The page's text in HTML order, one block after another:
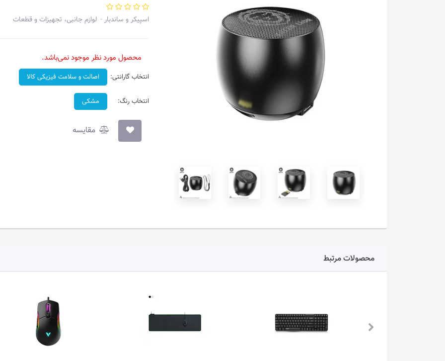
اسپیکر و ساندبار لوازم جانبی، تجهیزات و قطعات
محصول مورد نظر موجود نمی‌باشد.
انتخاب گارانتی: اصالت و سلامت فیزیکی کالا
انتخاب رنگ: مشکی
مقایسه
محصولات مرتبط